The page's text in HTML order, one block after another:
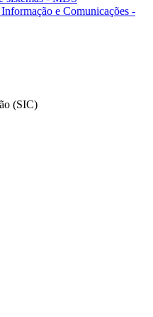
e Comunicações -
(SIC)